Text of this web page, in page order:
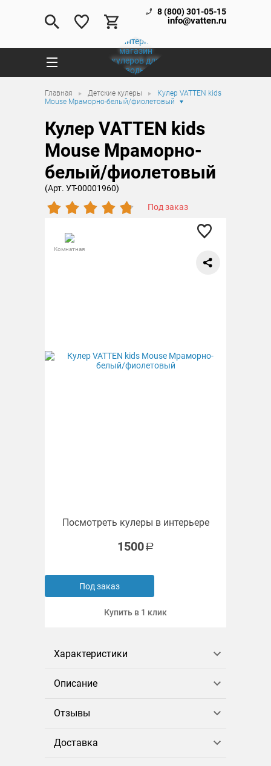
8 (800) 301-05-15
info@vatten.ru
Главная Детские кулеры
Кулер VATTEN kids
Mouse Мраморно-белый/фиолетовый
Кулер VATTEN kids
Mouse Мраморно-
белый/фиолетовый
(Арт. УТ-00001960)
Под заказ
Комнатная
Посмотреть кулеры в интерьере
1500
Под заказ
Купить в 1 клик
Характеристики
Описание
Отзывы
Доставка